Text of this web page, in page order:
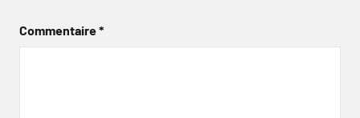
Commentaire*